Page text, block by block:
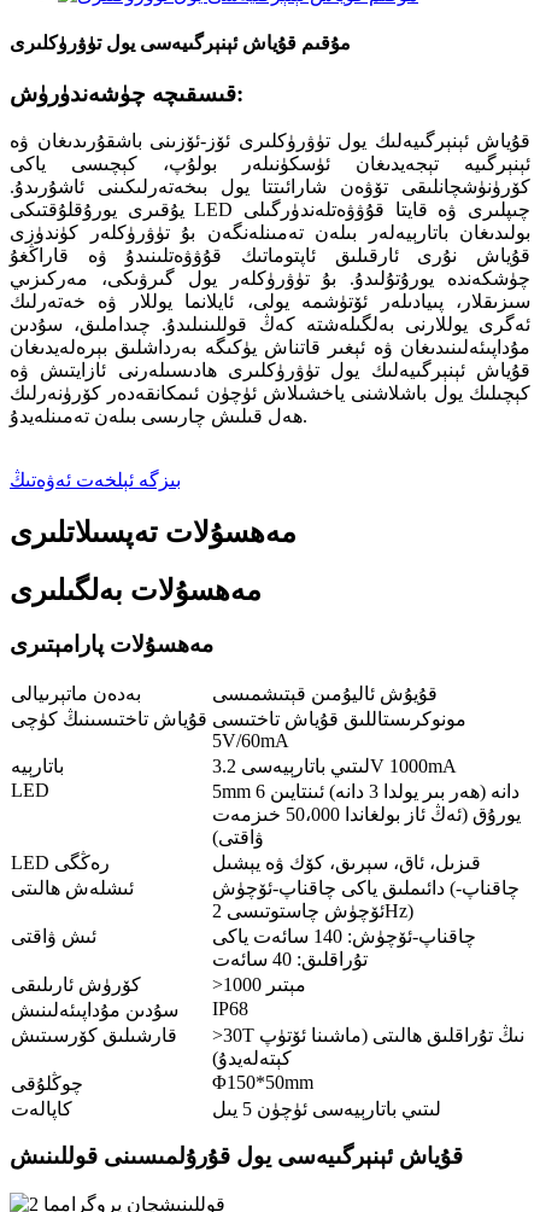
مۇقىم قۇياش ئېنېرگىيەسى يول تۈۋرۈكلىرى
قىسقىچە چۈشەندۈرۈش:
قۇياش ئېنېرگىيەلىك يول تۈۋرۈكلىرى ئۆز-ئۆزىنى باشقۇرىدىغان ۋە
ئېنېرگىيە تېجەيدىغان ئۈسكۈنىلەر بولۇپ، كېچىسى ياكى
كۆرۈنۈشچانلىقى تۆۋەن شارائىتتا يول بىخەتەرلىكىنى ئاشۇرىدۇ.
يۇقىرى يورۇقلۇقتىكى LED چىپلىرى ۋە قايتا قۇۋۋەتلەندۈرگىلى
بولىدىغان باتارېيەلەر بىلەن تەمىنلەنگەن بۇ تۈۋرۈكلەر كۈندۈزى
قۇياش نۇرى ئارقىلىق ئاپتوماتىك قۇۋۋەتلىنىدۇ ۋە قاراڭغۇ
چۈشكەندە يورۇتۇلىدۇ. بۇ تۈۋرۈكلەر يول گىرۋىكى، مەركىزىي
سىزىقلار، پىيادىلەر ئۆتۈشمە يولى، ئايلانما يوللار ۋە خەتەرلىك
ئەگرى يوللارنى بەلگىلەشتە كەڭ قوللىنىلىدۇ. چىداملىق، سۇدىن
مۇداپىئەلىنىدىغان ۋە ئېغىر قاتناش يۈكىگە بەرداشلىق بېرەلەيدىغان
قۇياش ئېنېرگىيەلىك يول تۈۋرۈكلىرى ھادىسىلەرنى ئازايتىش ۋە
كېچىلىك يول باشلاشنى ياخشىلاش ئۈچۈن ئىمكانقەدەر كۆرۈنەرلىك
ھەل قىلىش چارىسى بىلەن تەمىنلەيدۇ.
بىزگە ئېلخەت ئەۋەتىڭ
مەھسۇلات تەپسىلاتلىرى
مەھسۇلات بەلگىلىرى
مەھسۇلات پارامېتىرى
بەدەن ماتېرىيالى
قۇيۇش ئاليۇمىن قېتىشمىسى
قۇياش تاختىسىنىڭ كۈچى مونوكرىستاللىق قۇياش تاختىسى
5V/60mA
باتارېيە
لىتىي باتارېيەسى 3.2V 1000mA
LED
5mm 6 دانە (ھەر بىر يولدا 3 دانە) ئىنتايىن
يورۇق (ئەڭ ئاز بولغاندا 50،000 خىزمەت
ۋاقتى)
LED رەڭگى
قىزىل، ئاق، سېرىق، كۆك ۋە يېشىل
ئىشلەش ھالىتى
دائىملىق ياكى چاقناپ-ئۆچۈش (چاقناپ-
ئۆچۈش چاستوتىسى 2Hz)
ئىش ۋاقتى
چاقناپ-ئۆچۈش: 140 سائەت ياكى
تۇراقلىق: 40 سائەت
كۆرۈش ئارىلىقى
>1000 مېتىر
سۇدىن مۇداپىئەلىنىش
IP68
قارشىلىق كۆرسىتىش
>30T نىڭ تۇراقلىق ھالىتى (ماشىنا ئۆتۈپ
كېتەلەيدۇ)
چوڭلۇقى
Φ150*50mm
كاپالەت
لىتىي باتارېيەسى ئۈچۈن 5 يىل
قۇياش ئېنېرگىيەسى يول قۇرۇلمىسىنى قوللىنىش